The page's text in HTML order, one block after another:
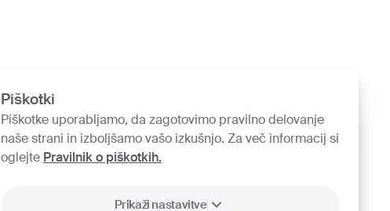
Piškotki
Piškotke uporabljamo, da zagotovimo pravilno delovanje
naše strani in izboljšamo vašo izkušnjo. Za več informacij si
oglejte Pravilnik o piškotkih.
Prikaži nastavitve